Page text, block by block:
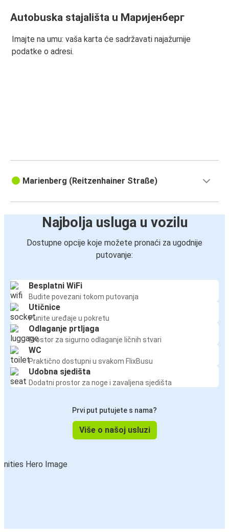
Autobuska stajališta u Маријенберг
Imajte na umu: vaša karta će sadržavati najažurnije
podatke o adresi.
Marienberg (Reitzenhainer Straße)
Najbolja usluga u vozilu
Dostupne opcije koje možete pronaći za ugodnije
putovanje:
Besplatni WiFi
Budite povezani tokom putovanja
Utičnice
Punite uređaje u pokretu
Odlaganje prtljaga
Prostor za sigurno odlaganje ličnih stvari
WC
Praktično dostupni u svakom FlixBusu
Udobna sjedišta
Dodatni prostor za noge i zavaljena sjedišta
Prvi put putujete s nama?
Više o našoj usluzi